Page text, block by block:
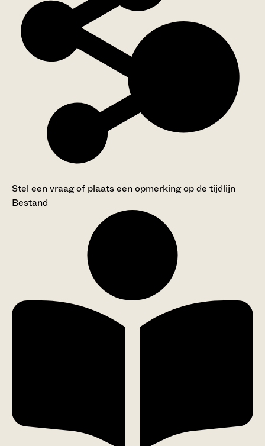
Stel een vraag of plaats een opmerking op de tijdlijn
Bestand